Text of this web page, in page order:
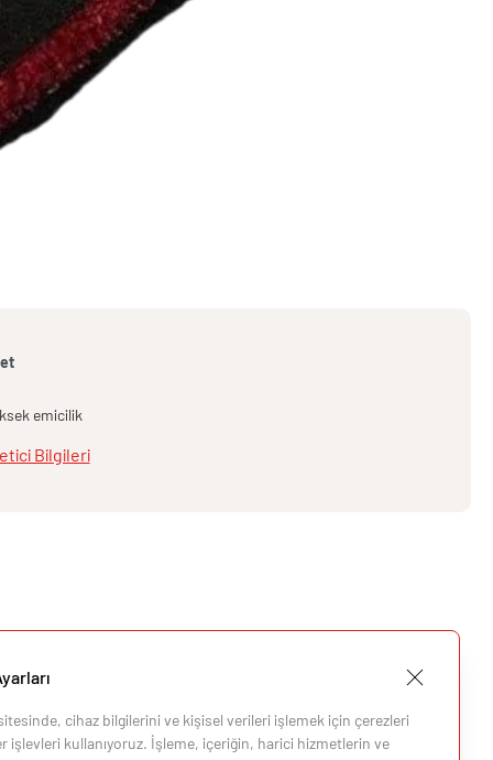
emicilik
Bilgileri
cihaz bilgilerini ve kişisel verileri işlemek için çerezleri
işlevleri kullanıyoruz. İşleme, içeriğin, harici hizmetlerin ve